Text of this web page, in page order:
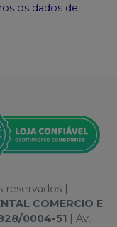
os dados de
reservados |
COMERCIO E
0004-51 | Av.